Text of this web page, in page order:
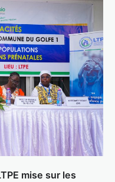
mise sur les